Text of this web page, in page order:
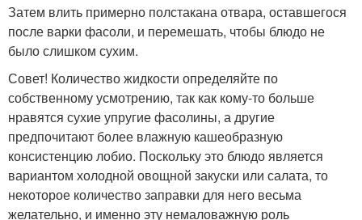
Затем влить примерно полстакана отвара, оставшегося
после варки фасоли, и перемешать, чтобы блюдо не
было слишком сухим.
Совет! Количество жидкости определяйте по
собственному усмотрению, так как кому-то больше
нравятся сухие упругие фасолины, а другие
предпочитают более влажную кашеобразную
консистенцию лобио. Поскольку это блюдо является
вариантом холодной овощной закуски или салата, то
некоторое количество заправки для него весьма
желательно, и именно эту немаловажную роль